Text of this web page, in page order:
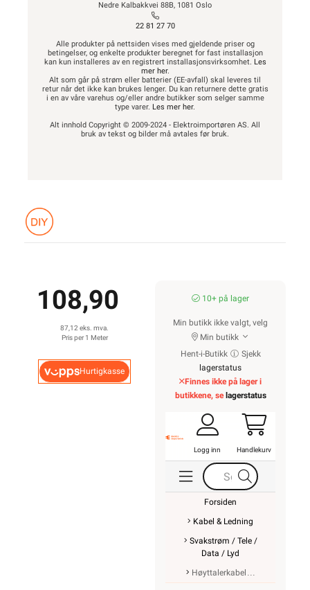
Nedre Kalbakkvei 88B, 1081 Oslo
22 81 27 70
Alle produkter på nettsiden vises med gjeldende priser og
betingelser, og enkelte produkter beregnet for fast installasjon
kan kun installeres av en registrert installasjonsvirksomhet. Les
mer her.
Alt som går på strøm eller batterier (EE-avfall) skal leveres til
retur når det ikke kan brukes lenger. Du kan returnere dette gratis
i en av våre varehus og/eller andre butikker som selger samme
type varer. Les mer her.
Alt innhold Copyright © 2009-2024 - Elektroimportøren AS. All
bruk av tekst og bilder må avtales før bruk.
108,90
87,12 eks. mva.
Pris per 1 Meter
Hurtigkasse
10+ på lager
Min butikk ikke valgt, velg
Min butikk
Hent-i-Butikk
Sjekk
lagerstatus
Finnes ikke på lager i
butikkene, se lagerstatus
Logg inn Handlekurv
Forsiden
Kabel & Ledning
Svakstrøm / Tele /
Data / Lyd
Høyttalerkabel